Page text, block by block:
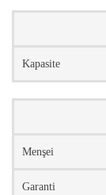
Kapasite
Menşei
Garanti